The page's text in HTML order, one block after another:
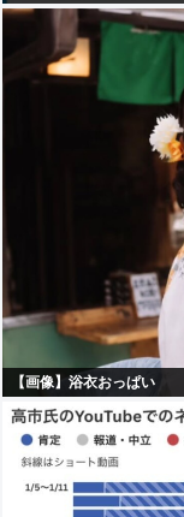
【画像】浴衣おっぱい